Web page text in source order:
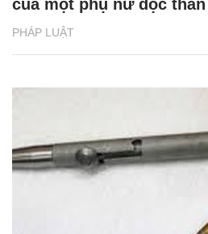
PHÁP LUẬT
của một phụ nữ độc